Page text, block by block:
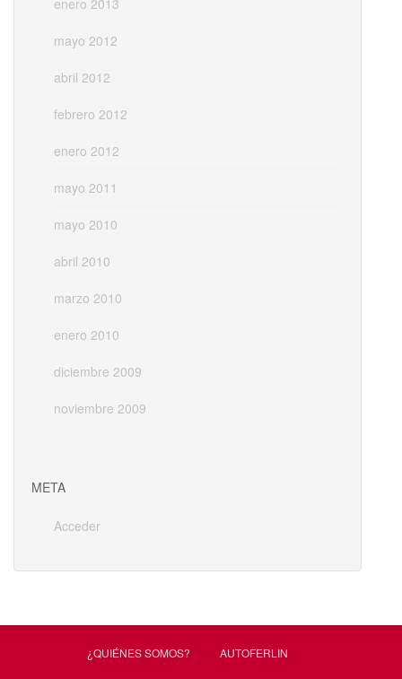
enero 2013
mayo 2012
abril 2012
febrero 2012
enero 2012
mayo 2011
mayo 2010
abril 2010
marzo 2010
enero 2010
diciembre 2009
noviembre 2009
META
Acceder
¿QUIÉNES SOMOS? AUTOFERLIN